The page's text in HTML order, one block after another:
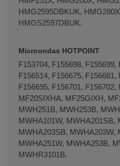
HMG2595DBKUK,
HMGS2597DBUK.
Microondas HOTPOINT
F153704, F155698, F155699,
F156514, F156675, F156681,
F156695, F156701,
MF20SIXHA, MF25GIXH,
MWH251B, MWH253B,
MWHA101W, MWHA201SB,
MWHA203SB, MWHA203W,
MWHA251W, MWHA253B,
MWHR3101B.